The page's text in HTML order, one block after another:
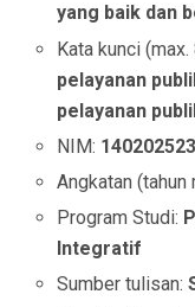
yang baik dan
Kata kunci
pelayanan
pelayanan
NIM:
Angkatan (tahun
Program Studi:
Integratif
Sumber tulisan: